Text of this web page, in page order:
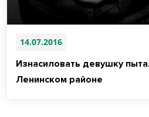
14.07.2016
Изнасиловать девушку
Ленинском районе